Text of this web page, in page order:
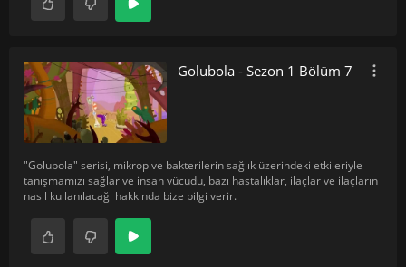
Golubola - Sezon 1 Bölüm 7
"Golubola" serisi, mikrop ve bakterilerin sağlık üzerindeki etkileriyle
tanışmamızı sağlar ve insan vücudu, bazı hastalıklar, ilaçlar ve ilaçların
nasıl kullanılacağı hakkında bize bilgi verir.